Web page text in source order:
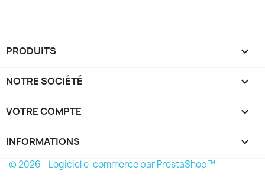
PRODUITS 
NOTRE SOCIÉTÉ 
VOTRE COMPTE 
INFORMATIONS keyboard_arrow_down
© 2026 - Logiciel e-commerce par PrestaShop™